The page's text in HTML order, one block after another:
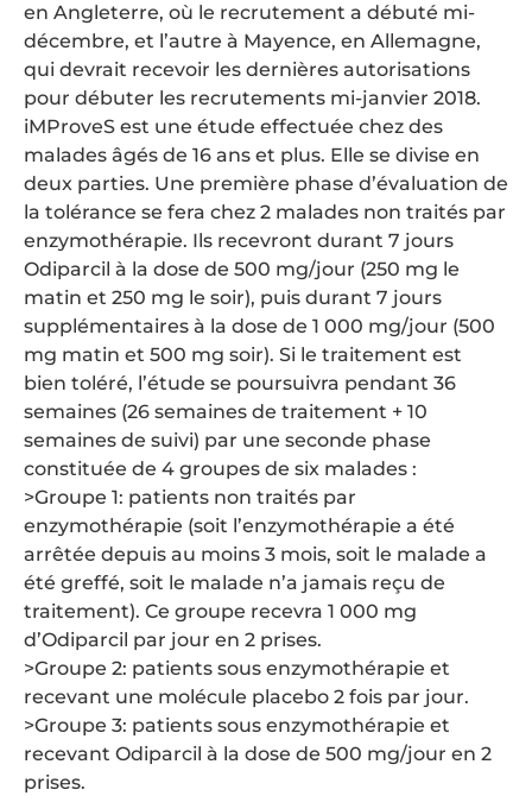
en Angleterre, où le recrutement a débuté mi-
décembre, et l’autre à Mayence, en Allemagne,
qui devrait recevoir les dernières autorisations
pour débuter les recrutements mi-janvier 2018.
iMProveS est une étude effectuée chez des
malades âgés de 16 ans et plus. Elle se divise en
deux parties. Une première phase d’évaluation de
la tolérance se fera chez 2 malades non traités par
enzymothérapie. Ils recevront durant 7 jours
Odiparcil à la dose de 500 mg/jour (250 mg le
matin et 250 mg le soir), puis durant 7 jours
supplémentaires à la dose de 1 000 mg/jour (500
mg matin et 500 mg soir). Si le traitement est
bien toléré, l’étude se poursuivra pendant 36
semaines (26 semaines de traitement + 10
semaines de suivi) par une seconde phase
constituée de 4 groupes de six malades :
>Groupe 1: patients non traités par
enzymothérapie (soit l’enzymothérapie a été
arrêtée depuis au moins 3 mois, soit le malade a
été greffé, soit le malade n’a jamais reçu de
traitement). Ce groupe recevra 1 000 mg
d’Odiparcil par jour en 2 prises.
>Groupe 2: patients sous enzymothérapie et
recevant une molécule placebo 2 fois par jour.
>Groupe 3: patients sous enzymothérapie et
recevant Odiparcil à la dose de 500 mg/jour en 2
prises.